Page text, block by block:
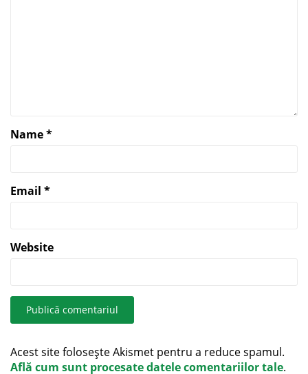
Name*
Email *
Website
Acest site folosește Akismet pentru a reduce spamul.
Află cum sunt procesate datele comentariilor tale.